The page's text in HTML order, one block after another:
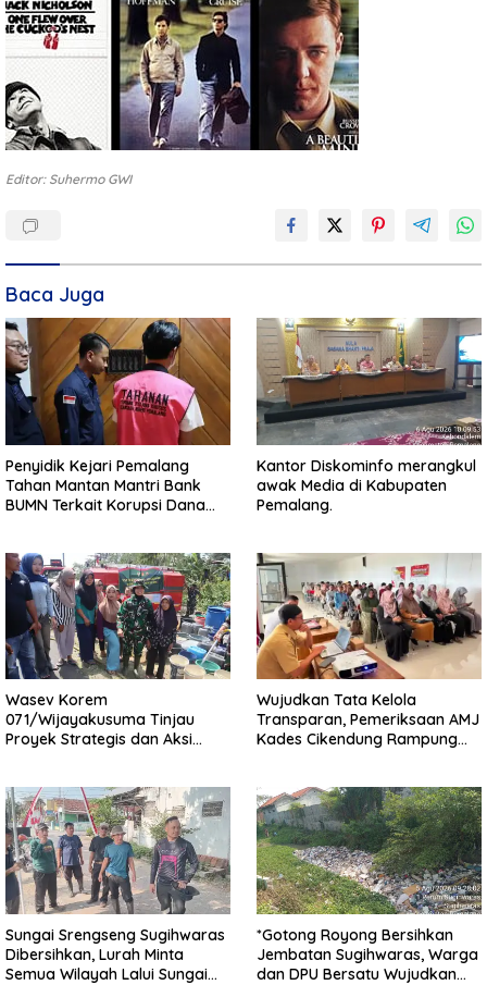
Editor: Suhermo GWI
Baca Juga
Penyidik Kejari Pemalang
Tahan Mantan Mantri Bank
BUMN Terkait Korupsi Dana
Kantor Diskominfo merangkul
awak Media di Kabupaten
Pemalang.
Wasev Korem
071/Wijayakusuma Tinjau
Proyek Strategis dan Aksi
Wujudkan Tata Kelola
Transparan, Pemeriksaan AMJ
Kades Cikendung Rampung
Sungai Srengseng Sugihwaras
Dibersihkan, Lurah Minta
Semua Wilayah Lalui Sungai
*Gotong Royong Bersihkan
Jembatan Sugihwaras, Warga
dan DPU Bersatu Wujudkan